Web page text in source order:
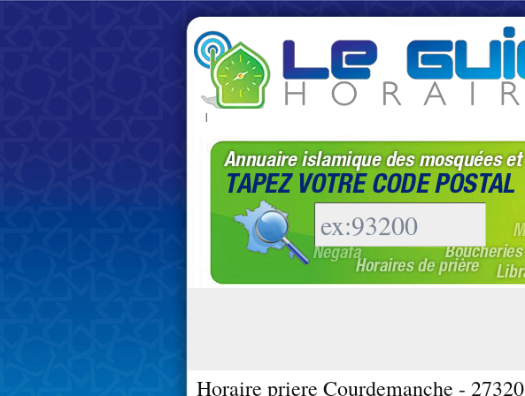
|
Horaire priere Courdemanche - 27320